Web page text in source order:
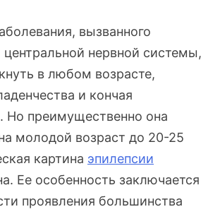
вызванного
нервной системы,
в любом возрасте,
и кончая
Но преимущественно она
молодой возраст до 20-25
картина эпилепсии
Ее особенность заключается
проявления большинства